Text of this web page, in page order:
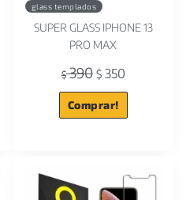
glass templados
SUPER GLASS IPHONE 13
PRO MAX
$390 $350
Comprar!